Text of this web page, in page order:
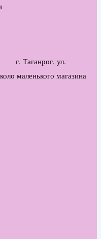
Таганрог, ул.
маленького магазина